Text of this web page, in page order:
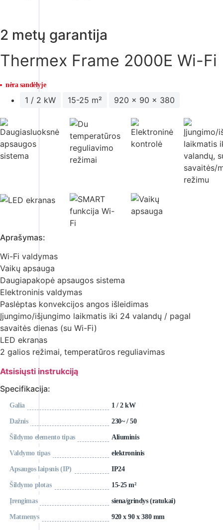
2 metų garantija
Thermex Frame 2000E Wi-Fi
nėra sandėlyje
1 / 2 kW 15-25 m² 920 x 90 x 380
Aprašymas:
Wi-Fi valdymas
Vaikų apsauga
Daugiapakopė apsaugos sistema
Elektroninis valdymas
Paslėptas konvekcijos angos išleidimas
Įjungimo/išjungimo laikmatis iki 24 valandų / pagal
savaitės dienas (su Wi-Fi)
LED ekranas
2 galios režimai, temperatūros reguliavimas
Atsisiųsti instrukciją
Specifikacija:
Galia 1 / 2 kW
Dažnis 230~ / 50
Šildymo elemento tipas Aliuminis
Valdymo tipas elektroninis
Apsaugos laipsnis (IP) IP24
Šildymo plotas 15-25 m²
Įrengimas siena/grindys (ratukai)
Matmenys 920 x 90 x 380 mm